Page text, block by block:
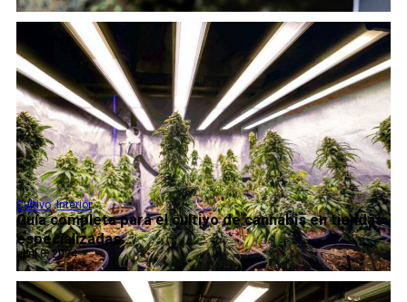
Guía completa para el cultivo de cannabis en tiendas
especializadas...
Cultivo,Interior
abril 8, 2024